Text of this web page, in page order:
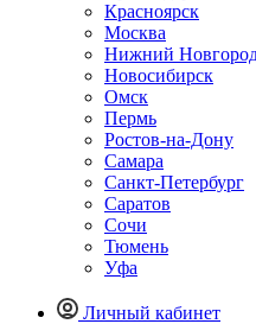
Красноярск
Москва
Нижний
Новосибирск
Омск
Пермь
Ростов-на-Дону
Самара
Санкт-Петербург
Саратов
Сочи
Тюмень
Уфа
Личный кабинет